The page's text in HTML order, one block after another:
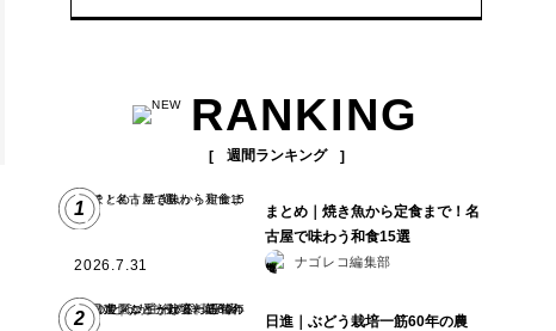
RANKING
週間ランキング
1
2026.7.31
まとめ｜焼き魚から定食まで！名
古屋で味わう和食15選
ナゴレコ編集部
2
日進｜ぶどう栽培一筋60年の農